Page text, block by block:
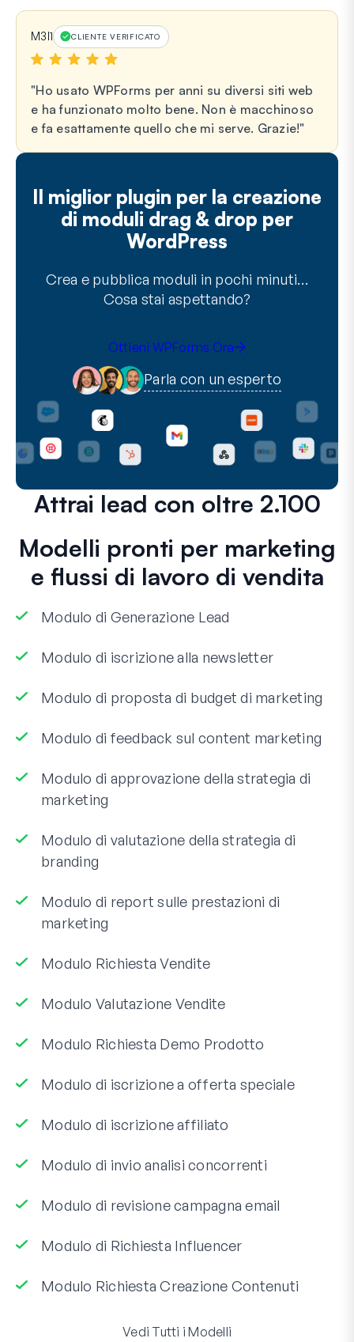
M3l1 CLIENTE VERIFICATO
Ho usato WPForms per anni su diversi siti web
e ha funzionato molto bene. Non è macchinoso
e fa esattamente quello che mi serve. Grazie!
Il miglior plugin per la creazione
di moduli drag & drop per
WordPress
Crea e pubblica moduli in pochi minuti…
Cosa stai aspettando?
Ottieni WPForms Ora
Parla con un esperto
Attrai lead con oltre 2.100
Modelli pronti per marketing
e flussi di lavoro di vendita
Modulo di Generazione Lead
Modulo di iscrizione alla newsletter
Modulo di proposta di budget di marketing
Modulo di feedback sul content marketing
Modulo di approvazione della strategia di
marketing
Modulo di valutazione della strategia di
branding
Modulo di report sulle prestazioni di
marketing
Modulo Richiesta Vendite
Modulo Valutazione Vendite
Modulo Richiesta Demo Prodotto
Modulo di iscrizione a offerta speciale
Modulo di iscrizione affiliato
Modulo di invio analisi concorrenti
Modulo di revisione campagna email
Modulo di Richiesta Influencer
Modulo Richiesta Creazione Contenuti
Vedi Tutti i Modelli